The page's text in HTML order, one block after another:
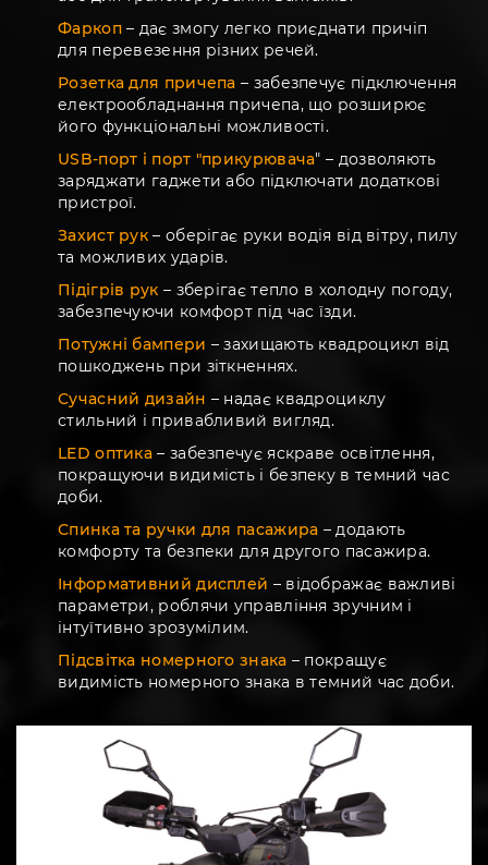
Фаркоп– дає змогу легко приєднати причіп
для перевезення різних речей.
Розетка для причепа – забезпечує підключення
електрообладнання причепа, що розширює
його функціональні можливості.
USB-порт і порт "прикурювача" – дозволяють
заряджати гаджети або підключати додаткові
пристрої.
Захист рук – оберігає руки водія від вітру, пилу
та можливих ударів.
Підігрів рук – зберігає тепло в холодну погоду,
забезпечуючи комфорт під час їзди.
Потужні бампери – захищають квадроцикл від
пошкоджень при зіткненнях.
Сучасний дизайн – надає квадроциклу
стильний і привабливий вигляд.
LED оптика – забезпечує яскраве освітлення,
покращуючи видимість і безпеку в темний час
доби.
Спинка та ручки для пасажира – додають
комфорту та безпеки для другого пасажира.
Інформативний дисплей – відображає важливі
параметри, роблячи управління зручним і
інтуїтивно зрозумілим.
Підсвітка номерного знака – покращує
видимість номерного знака в темний час доби.